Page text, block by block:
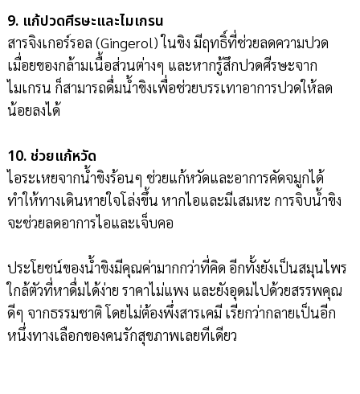
9. แก้ปวดศีรษะและไมเกรน
สารจิงเกอร์รอล (Gingerol) ในขิง มีฤทธิ์ที่ช่วยลดความปวด
เมื่อยของกล้ามเนื้อส่วนต่างๆ และหากรู้สึกปวดศีรษะจาก
ไมเกรน ก็สามารถดื่มน้ำขิงเพื่อช่วยบรรเทาอาการปวดให้ลด
น้อยลงได้
10. ช่วยแก้หวัด
ไอระเหยจากน้ำขิงร้อนๆ ช่วยแก้หวัดและอาการคัดจมูกได้
ทำให้ทางเดินหายใจโล่งขึ้น หากไอและมีเสมหะ การจิบน้ำขิง
จะช่วยลดอาการไอและเจ็บคอ
ประโยชน์ของน้ำขิงมีคุณค่ามากกว่าที่คิด อีกทั้งยังเป็นสมุนไพร
ใกล้ตัวที่หาดื่มได้ง่าย ราคาไม่แพง และยังอุดมไปด้วยสรรพคุณ
ดีๆ จากธรรมชาติ โดยไม่ต้องพึ่งสารเคมี เรียกว่ากลายเป็นอีก
หนึ่งทางเลือกของคนรักสุขภาพเลยทีเดียว